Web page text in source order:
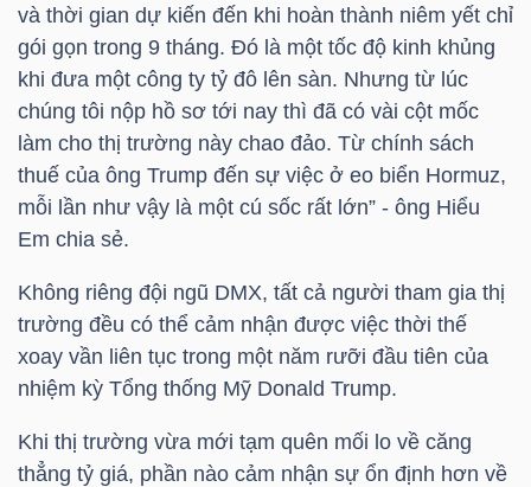
và thời gian dự kiến đến khi hoàn thành niêm yết chỉ
gói gọn trong 9 tháng. Đó là một tốc độ kinh khủng
khi đưa một công ty tỷ đô lên sàn. Nhưng từ lúc
chúng tôi nộp hồ sơ tới nay thì đã có vài cột mốc
làm cho thị trường này chao đảo. Từ chính sách
thuế của ông Trump đến sự việc ở eo biển Hormuz,
mỗi lần như vậy là một cú sốc rất lớn” - ông Hiểu
Em chia sẻ.
Không riêng đội ngũ DMX, tất cả người tham gia thị
trường đều có thể cảm nhận được việc thời thế
xoay vần liên tục trong một năm rưỡi đầu tiên của
nhiệm kỳ Tổng thống Mỹ Donald Trump.
Khi thị trường vừa mới tạm quên mối lo về căng
thẳng tỷ giá, phần nào cảm nhận sự ổn định hơn về
YẾU
TIÊU
DÙNG
THIẾT
CHĂM
SÓC
SỨC